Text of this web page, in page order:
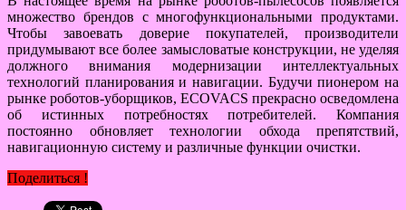
множество брендов с многофункциональными продуктами.
Чтобы завоевать доверие покупателей, производители
придумывают все более замысловатые конструкции, не уделяя
должного внимания модернизации интеллектуальных
технологий планирования и навигации. Будучи пионером на
рынке роботов-уборщиков, ECOVACS прекрасно осведомлена
об истинных потребностях потребителей. Компания
постоянно обновляет технологии обхода препятствий,
навигационную систему и различные функции очистки.
Поделиться !